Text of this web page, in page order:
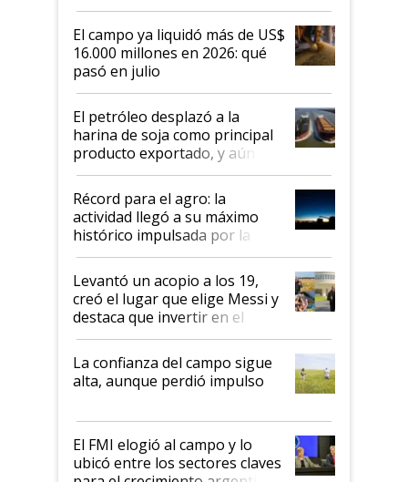
El campo ya liquidó más de US$
16.000 millones en 2026: qué
pasó en julio
El petróleo desplazó a la
harina de soja como principal
producto exportado, y aún así
el agro aportó casi seis de cada
diez dólares y sostuvo el
liderazgo en un semestre
récord
Récord para el agro: la
actividad llegó a su máximo
histórico impulsada por la
cosecha y las exportaciones
Levantó un acopio a los 19,
creó el lugar que elige Messi y
destaca que invertir en el
kirchnerismo era como "darle
plata a un hijo para droga":
Juan Félix Rossetti, el libertario
que de una dura crisis salió
de Milei
La confianza del campo sigue
alta, aunque perdió impulso
El FMI elogió al campo y lo
ubicó entre los sectores claves